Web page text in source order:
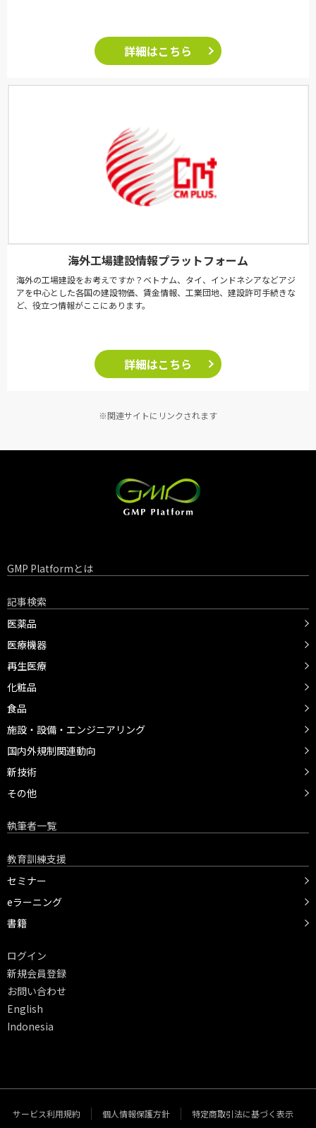
詳細はこちら
海外工場建設情報プラットフォーム
海外の工場建設をお考えですか？ベトナム、タイ、インドネシアなどアジ
アを中心とした各国の建設物価、賃金情報、工業団地、建設許可手続きな
ど、役立つ情報がここにあります。
詳細はこちら
※関連サイトにリンクされます
GMP Platformとは
記事検索
医薬品
医療機器
再生医療
化粧品
食品
施設・設備・エンジニアリング
国内外規制関連動向
新技術
その他
執筆者一覧
教育訓練支援
セミナー
eラーニング
書籍
ログイン
新規会員登録
お問い合わせ
English
Indonesia
サービス利用規約 個人情報保護方針 特定商取引法に基づく表示